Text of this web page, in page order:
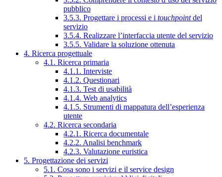
pubblico
3.5.3. Progettare i processi e i touchpointdel
servizio
3.5.4. Realizzare l’interfaccia utente del servizio
3.5.5. Validare la soluzione ottenuta
4. Ricerca progettuale
4.1. Ricerca primaria
4.1.1. Interviste
4.1.2. Questionari
4.1.3. Test di usabilità
4.1.4. Web analytics
4.1.5. Strumenti di mappatura dell’esperienza
utente
4.2. Ricerca secondaria
4.2.1. Ricerca documentale
4.2.2. Analisi benchmark
4.2.3. Valutazione euristica
5. Progettazione dei servizi
5.1. Cosa sono i servizi e il service design